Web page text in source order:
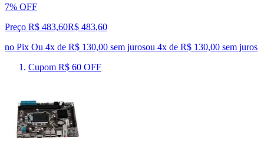
7% OFF
Preço R$ 483,60R$ 483,60
no Pix Ou 4x de R$ 130,00 sem jurosou 4x de R$ 130,00 sem juros
Cupom R$ 60 OFF